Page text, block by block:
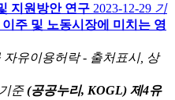
지원방안 연구 2023-12-29 기
주 및 노동시장에 미치는 영
준 (공공누리, KOGL) 제4유